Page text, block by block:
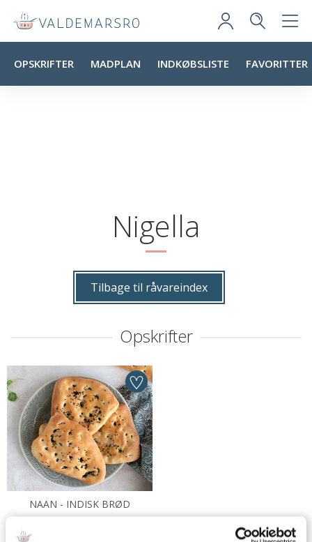
OPSKRIFTER MADPLAN INDKØBSLISTE FAVORITTER
Nigella
Tilbage til råvareindex
Opskrifter
NAAN - INDISK BRØD